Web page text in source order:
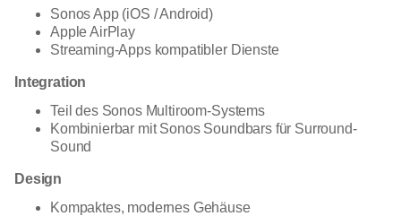
Sonos App (iOS / Android)
Apple AirPlay
Streaming-Apps kompatibler Dienste
Integration
Teil des Sonos Multiroom-Systems
Kombinierbar mit Sonos Soundbars für Surround-
Sound
Design
Kompaktes, modernes Gehäuse